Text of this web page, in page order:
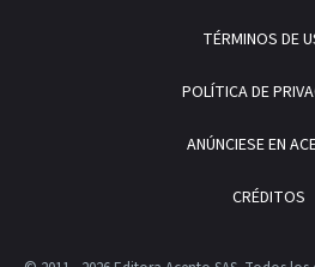
TÉRMINOS DE
POLÍTICA DE
ANÚNCIESE EN
CRÉDITOS